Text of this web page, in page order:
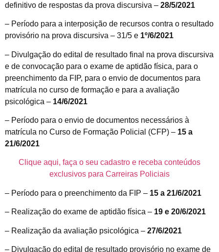
definitivo de respostas da prova discursiva – 28/5/2021
– Período para a interposição de recursos contra o resultado
provisório na prova discursiva – 31/5 e 1º/6/2021
– Divulgação do edital de resultado final na prova discursiva
e de convocação para o exame de aptidão física, para o
preenchimento da FIP, para o envio de documentos para
matrícula no curso de formação e para a avaliação
psicológica – 14/6/2021
– Período para o envio de documentos necessários à
matrícula no Curso de Formação Policial (CFP) – 15 a
21/6/2021
Clique aqui, faça o seu cadastro e receba conteúdos
exclusivos para Carreiras Policiais
– Período para o preenchimento da FIP – 15 a 21/6/2021
– Realização do exame de aptidão física – 19 e 20/6/2021
– Realização da avaliação psicológica – 27/6/2021
– Divulgação do edital de resultado provisório no exame de